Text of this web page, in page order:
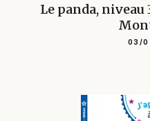
Le panda,
03/